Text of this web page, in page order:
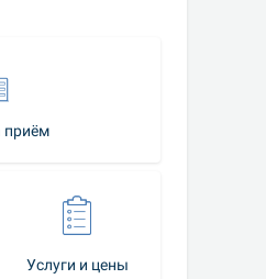
приём
Услуги и цены